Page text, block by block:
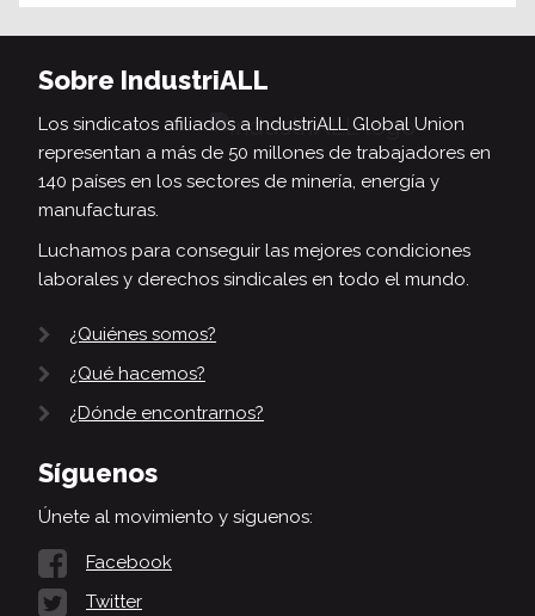
Sobre IndustriALL
Los sindicatos afiliados a IndustriALL Global Union
representan a más de 50 millones de trabajadores en
140 países en los sectores de minería, energía y
manufacturas.
Luchamos para conseguir las mejores condiciones
laborales y derechos sindicales en todo el mundo.
¿Quiénes somos?
¿Qué hacemos?
¿Dónde encontrarnos?
Síguenos
Únete al movimiento y síguenos:
Facebook
Twitter